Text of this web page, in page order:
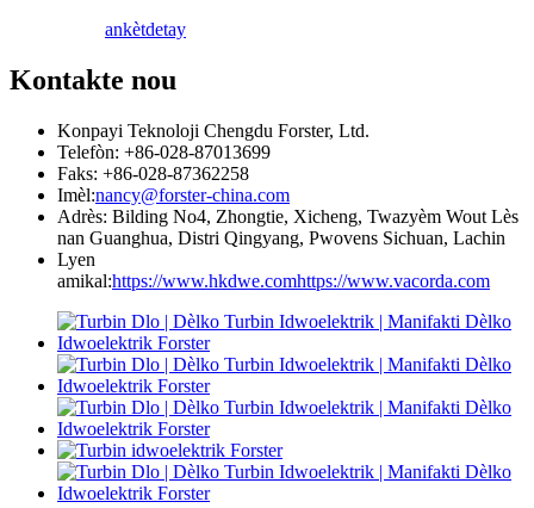
ankètdetay
Kontakte nou
Konpayi Teknoloji Chengdu Forster, Ltd.
Telefòn: +86-028-87013699
Faks: +86-028-87362258
Imèl:nancy@forster-china.com
Adrès: Bilding No4, Zhongtie, Xicheng, Twazyèm Wout Lès
nan Guanghua, Distri Qingyang, Pwovens Sichuan, Lachin
Lyen
amikal:https://www.hkdwe.comhttps://www.vacorda.com